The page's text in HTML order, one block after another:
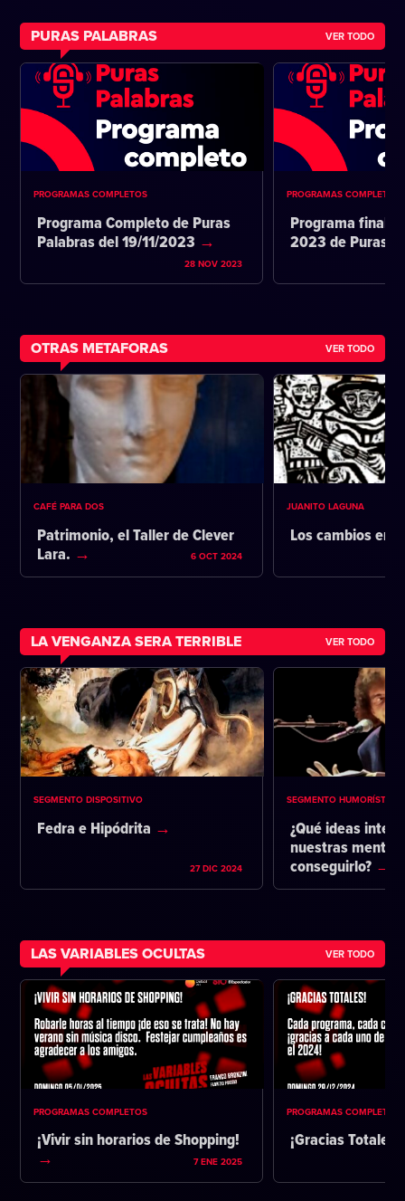
PURAS PALABRAS VER TODO
PROGRAMAS COMPLETOS
Programa Completo de Puras
Palabras del 19/11/2023
28 NOV 2023
PROGRAMAS COMPLETOS
Programa final
2023 de Puras
OTRAS METAFORAS VER TODO
CAFÉ PARA DOS
Patrimonio, el Taller de Clever
Lara.
6 OCT 2024
JUANITO LAGUNA
Los cambios en
LA VENGANZA SERA TERRIBLE VER TODO
SEGMENTO DISPOSITIVO
Fedra e Hipódrita
27 DIC 2024
SEGMENTO HUMORÍSTICO
¿Qué ideas
nuestras mentes
conseguirlo?
LAS VARIABLES OCULTAS VER TODO
PROGRAMAS COMPLETOS
¡Vivir sin horarios de Shopping!
7 ENE 2025
PROGRAMAS COMPLETOS
¡Gracias